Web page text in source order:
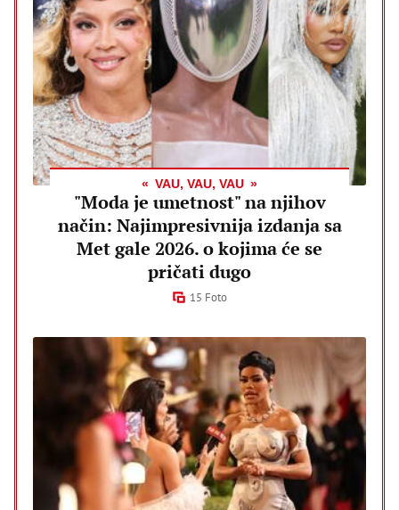
VAU, VAU, VAU
"Moda je umetnost" na njihov
način: Najimpresivnija izdanja sa
Met gale 2026. o kojima će se
pričati dugo
15 Foto